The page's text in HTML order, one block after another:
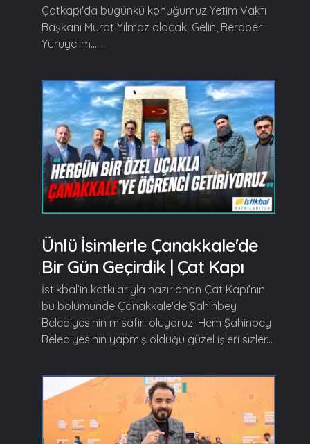
Çatkapı'da bugünkü konuğumuz Yetim Vakfı
Başkanı Murat Yılmaz olacak. Gelin, Beraber
Yürüyelim......
Ünlü İsimlerle Çanakkale'de
Bir Gün Geçirdik | Çat Kapı
İstikbal’in katkılarıyla hazırlanan Çat Kapı’nın
bu bölümünde Çanakkale'de Şahinbey
Belediyesinin misafiri oluyoruz. Hem Şahinbey
Belediyesinin yapmış olduğu güzel işleri sizler...